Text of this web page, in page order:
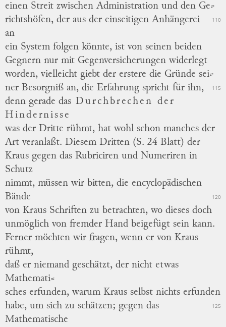
einen Streit zwischen Administration und den Ge⸗
110
richtshöfen, der aus der einseitigen Anhängerei
an
ein System folgen könnte, ist von seinen beiden
Gegnern nur mit Gegenversicherungen widerlegt
worden, vielleicht giebt der erstere die Gründe sei⸗
ner Besorgniß an, die Erfahrung spricht für ihn, 115
denn gerade das Durchbrechen der
Hindernisse
was der Dritte rühmt, hat wohl schon manches der
Art veranlaßt. Diesem Dritten (S. 24 Blatt) der
Kraus gegen das Rubriciren und Numeriren in
Schutz
nimmt, müssen wir bitten, die encyclopädischen
Bände
120
von Kraus Schriften zu betrachten, wo dieses doch
unmöglich von fremder Hand beigefügt sein kann.
Ferner möchten wir fragen, wenn er von Kraus
rühmt,
daß er niemand geschätzt, der nicht etwas
Mathemati⸗
sches erfunden, warum Kraus selbst nichts erfunden
125
habe, um sich zu schätzen; gegen das
Mathematische